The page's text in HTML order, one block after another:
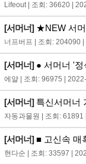
Lifeout | 조회: 36620 |
[서머너]★NEW 서머
너프버프 | 조회: 204090
[서머너]● 서머너 '정
에얄 | 조회: 96975 |
[서머너]특신서머너
자동과물원 | 조회:
[서머너]■ 고신속 매
현다순 | 조회: 33597 |